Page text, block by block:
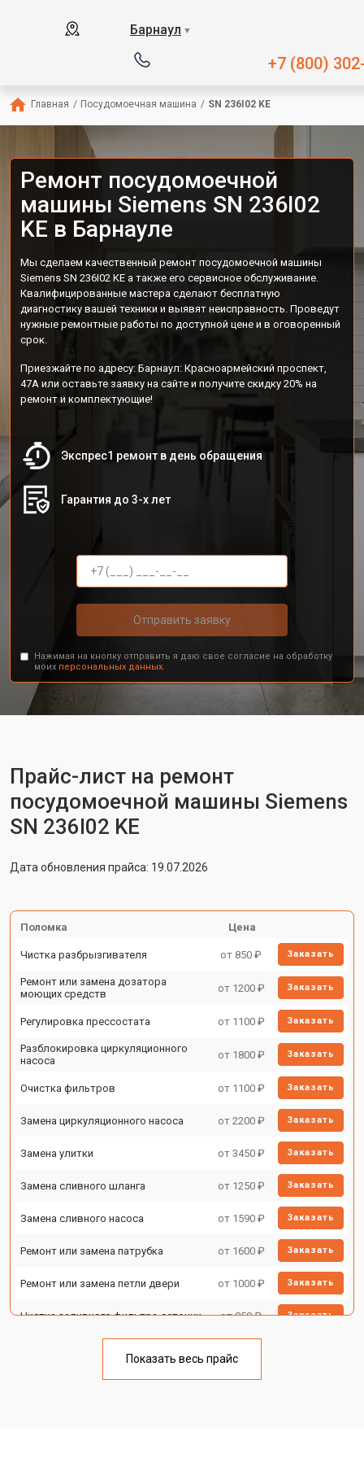
Барнаул ▼
+7 (800)
Главная / Посудомоечная машина / SN 236I02 KE
Ремонт посудомоечной
машины Siemens SN 236I02
KE в Барнауле
Мы сделаем качественный ремонт посудомоечной машины
Siemens SN 236I02 KE а также его сервисное обслуживание.
Квалифицированные мастера сделают бесплатную
диагностику вашей техники и выявят неисправность. Проведут
нужные ремонтные работы по доступной цене и в оговоренный
срок.
Приезжайте по адресу: Барнаул: Красноармейский проспект,
47А или оставьте заявку на сайте и получите скидку 20% на
ремонт и комплектующие!
Экспрес1 ремонт в день обращения
Гарантия до 3-х лет
Отправить заявку
Нажимая на кнопку отправить я даю свое согласие на обработку
моих персональных данных.
Прайс-лист на ремонт
посудомоечной машины Siemens
SN 236I02 KE
Дата обновления прайса: 19.07.2026
Поломка Цена
Чистка разбрызгивателя от 850 ₽ Заказать
Ремонт или замена дозатора
моющих средств
от 1200 ₽ Заказать
Регулировка прессостата от 1100 ₽ Заказать
Разблокировка циркуляционного
насоса
от 1800 ₽ Заказать
Очистка фильтров от 1100 ₽ Заказать
Замена циркуляционного насоса от 2200 ₽ Заказать
Замена улитки от 3450 ₽ Заказать
Замена сливного шланга от 1250 ₽ Заказать
Замена сливного насоса от 1590 ₽ Заказать
Ремонт или замена патрубка от 1600 ₽ Заказать
Ремонт или замена петли двери от 1000 ₽ Заказать
Чистка заливного фильтра-сеточки от 850 ₽ Заказать
Ремонт теплообменника от 2000 ₽
Показать весь прайс